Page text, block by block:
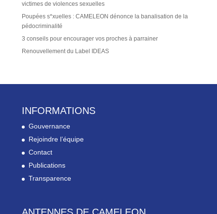
victimes de violences sexuelles
Poupées s*xuelles : CAMELEON dénonce la banalisation de la
pédocriminalité
3 conseils pour encourager vos proches à parrainer
Renouvellement du Label IDEAS
INFORMATIONS
Gouvernance
Rejoindre l’équipe
Contact
Publications
Transparence